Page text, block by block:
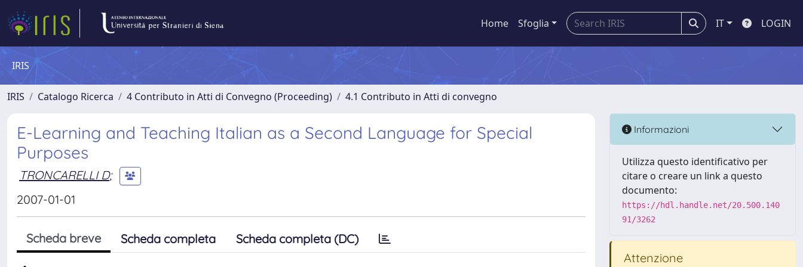
Home Sfoglia IT LOGIN
IRIS
IRIS Catalogo Ricerca 4 Contributo in Atti di Convegno (Proceeding) 4.1 Contributo in Atti di convegno
E-Learning and Teaching Italian as a Second Language for Special
Purposes
TRONCARELLI D;
2007-01-01
Scheda breve Scheda completa Scheda completa (DC)
Informazioni
Utilizza questo identificativo per
citare o creare un link a questo
documento:
https://hdl.handle.net/20.500.140
91/3262
Attenzione